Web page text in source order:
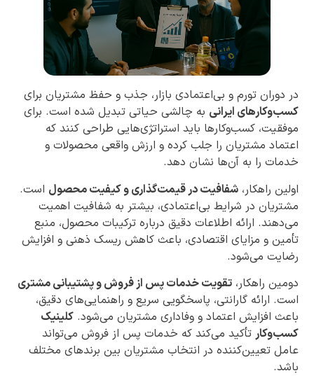
در دوران تورم و بی‌اعتمادی بازار، جذب و حفظ مشتریان برای
کسب‌وکارهای ایرانی به چالشی حیاتی تبدیل شده است. برای
موفقیت، کسب‌وکارها باید استراتژی‌هایی طراحی کنند که
اعتماد مشتریان را جلب کرده و ارزش واقعی محصولات و
خدمات را به آن‌ها نشان دهد.
اولین راهکار، شفافیت در قیمت‌گذاری و کیفیت محصول است.
مشتریان در شرایط بی‌اعتمادی، بیشتر به شفافیت اهمیت
می‌دهند. ارائه اطلاعات دقیق درباره ترکیبات محصول، منبع
تأمین و مزایای اقتصادی، باعث کاهش ریسک ذهنی و افزایش
رضایت می‌شود.
دومین راهکار، تقویت خدمات پس از فروش و پشتیبانی مشتری
است. ارائه گارانتی، پاسخگویی سریع و راهنمایی‌های دقیق،
باعث افزایش اعتماد و وفاداری مشتریان می‌شود. کلینیک
کسب‌وکار تأکید می‌کند که خدمات پس از فروش می‌تواند
عامل تعیین‌کننده در انتخاب مشتریان بین برندهای مختلف
باشد.